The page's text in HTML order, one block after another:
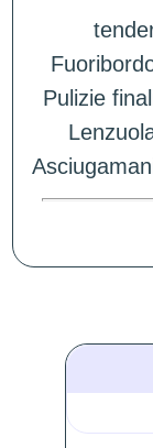
Pulizie